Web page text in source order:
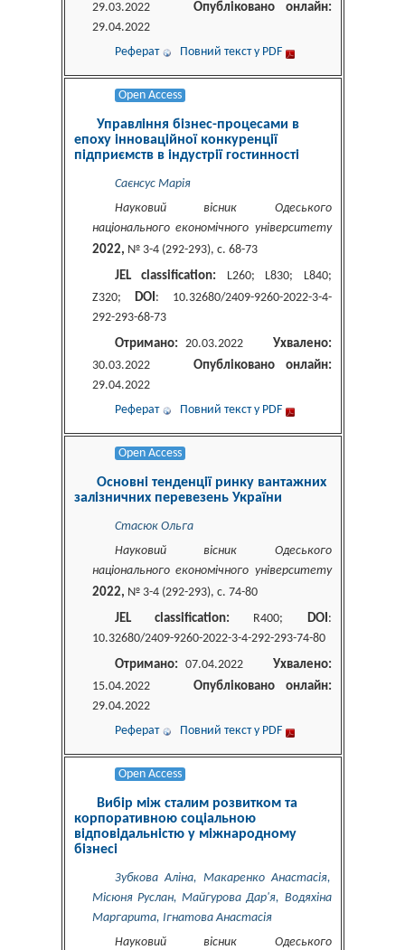
29.03.2022 Опубліковано онлайн:
29.04.2022
Реферат
Повний текст у PDF
Open Access
Управління бізнес-процесами в
епоху інноваційної конкуренції
підприємств в індустрії гостинності
Саєнсус Марія
Науковий вісник Одеського
національного економічного університету
2022, № 3-4 (292-293), c. 68-73
JEL classification: L260; L830; L840;
Z320;
DOI : 10.32680/2409-9260-2022-3-4-
292-293-68-73
Отримано: 20.03.2022 Ухвалено:
30.03.2022 Опубліковано онлайн:
29.04.2022
Реферат
Повний текст у PDF
Open Access
Основні тенденції ринку вантажних
залізничних перевезень України
Стасюк Ольга
Науковий вісник Одеського
національного економічного університету
2022, № 3-4 (292-293), c. 74-80
JEL classification: R400; DOI :
10.32680/2409-9260-2022-3-4-292-293-74-80
Отримано: 07.04.2022 Ухвалено:
15.04.2022 Опубліковано онлайн:
29.04.2022
Реферат
Повний текст у PDF
Open Access
Вибір між сталим розвитком та
корпоративною соціальною
відповідальністю у міжнародному
бізнесі
Зубкова Аліна, Макаренко Анастасія,
Місюня Руслан, Майгурова Дар'я, Водяхіна
Маргарита, Ігнатова Анастасія
Науковий вісник Одеського